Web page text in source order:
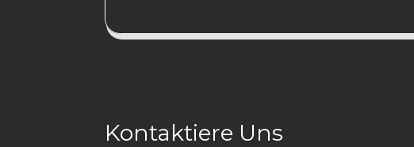
Kontaktiere Uns